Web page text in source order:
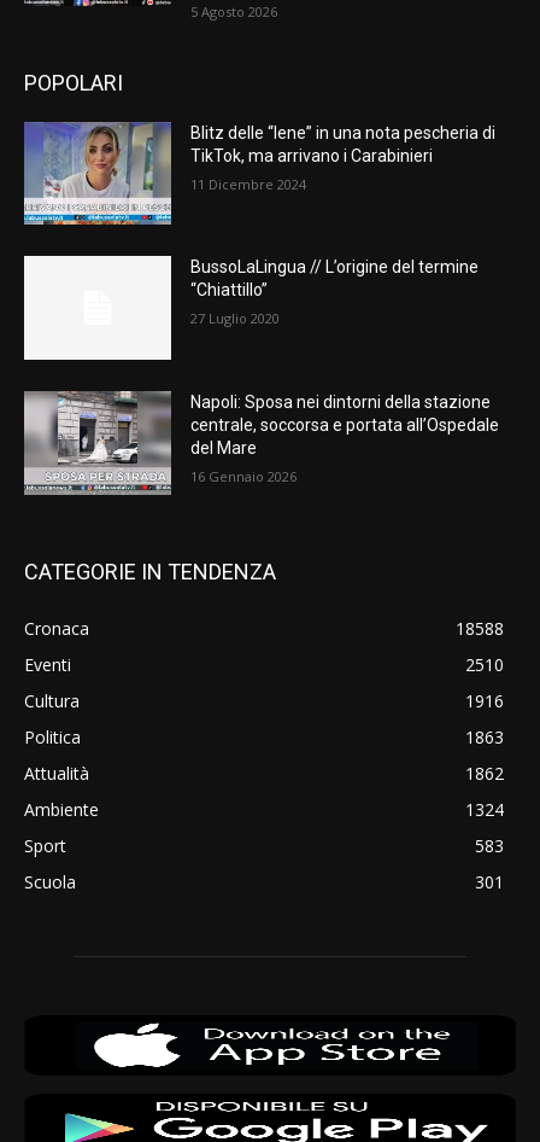
5 Agosto 2026
POPOLARI
Blitz delle “Iene” in una nota pescheria di
TikTok, ma arrivano i Carabinieri
11 Dicembre 2024
BussoLaLingua // L’origine del termine
“Chiattillo”
27 Luglio 2020
Napoli: Sposa nei dintorni della stazione
centrale, soccorsa e portata all’Ospedale
del Mare
16 Gennaio 2026
CATEGORIE IN TENDENZA
Cronaca
18588
Eventi
2510
Cultura
1916
Politica
1863
Attualità
1862
Ambiente
1324
Sport
583
Scuola
301